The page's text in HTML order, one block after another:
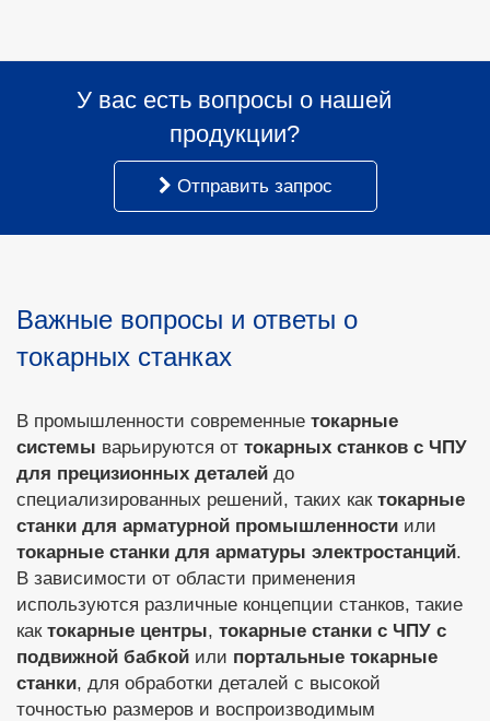
У вас есть вопросы о нашей
продукции?
Отправить запрос
Важные вопросы и ответы о
токарных станках
В промышленности современные токарные
системы варьируются от токарных станков с ЧПУ
для прецизионных деталей до
специализированных решений, таких как токарные
станки для арматурной промышленности или
токарные станки для арматуры электростанций.
В зависимости от области применения
используются различные концепции станков, такие
как токарные центры, токарные станки с ЧПУ с
подвижной бабкой или портальные токарные
станки, для обработки деталей с высокой
точностью размеров и воспроизводимым